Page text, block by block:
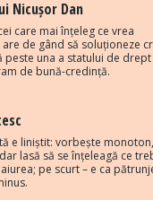
Nicușor Dan
care mai înțeleg ce vrea
de gând să soluționeze
una a statului de drept
de bună-credință.
e liniștit: vorbește
lasă să se înțeleagă ce
pe scurt – e ca